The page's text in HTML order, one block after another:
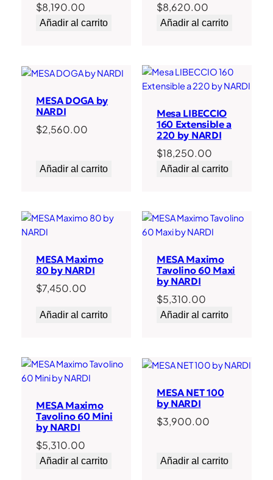
$8,190.00
Añadir al carrito
$8,620.00
Añadir al carrito
MESA DOGA by
NARDI
$2,560.00
Añadir al carrito
Mesa LIBECCIO
160 Extensible a
220 by NARDI
$18,250.00
Añadir al carrito
MESA Maximo
80 by NARDI
$7,450.00
Añadir al carrito
MESA Maximo
Tavolino 60 Maxi
by NARDI
$5,310.00
Añadir al carrito
MESA Maximo
Tavolino 60 Mini
by NARDI
$5,310.00
Añadir al carrito
MESA NET 100
by NARDI
$3,900.00
Añadir al carrito